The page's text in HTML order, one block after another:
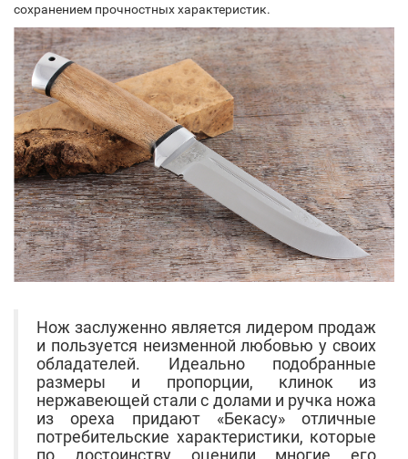
сохранением прочностных характеристик.
Нож заслуженно является лидером продаж
и пользуется неизменной любовью у своих
обладателей. Идеально подобранные
размеры и пропорции, клинок из
нержавеющей стали с долами и ручка ножа
из ореха придают «Бекасу» отличные
потребительские характеристики, которые